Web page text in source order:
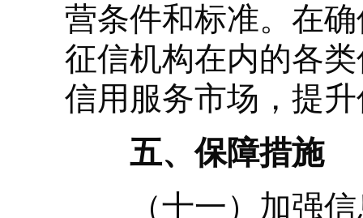
营条件和标准。在
征信机构在内的各
信用服务市场，提
五、保障措施
（十一）加强信